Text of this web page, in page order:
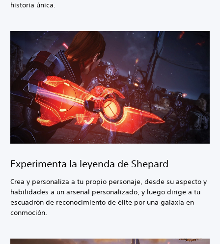
historia única.
Experimenta la leyenda de Shepard
Crea y personaliza a tu propio personaje, desde su aspecto y
habilidades a un arsenal personalizado, y luego dirige a tu
escuadrón de reconocimiento de élite por una galaxia en
conmoción.